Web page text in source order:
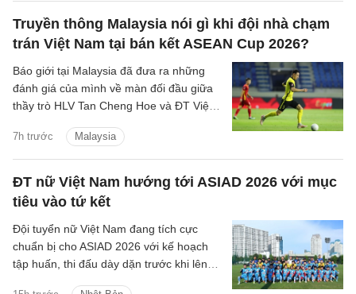
Truyền thông Malaysia nói gì khi đội nhà chạm
trán Việt Nam tại bán kết ASEAN Cup 2026?
7h trước Malaysia
Báo giới tại Malaysia đã đưa ra những
đánh giá của mình về màn đối đầu giữa
thầy trò HLV Tan Cheng Hoe và ĐT Việt
sắp tới.
ĐT nữ Việt Nam hướng tới ASIAD 2026 với mục
tiêu vào tứ kết
Đội tuyển nữ Việt Nam đang tích cực
chuẩn bị cho ASIAD 2026 với kế hoạch
tập huấn, thi đấu dày dặn trước khi lên